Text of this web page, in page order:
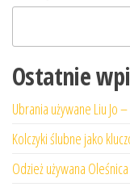
Ostatnie
Ubrania używane Liu Jo
Kolczyki ślubne jako
Odzież używana